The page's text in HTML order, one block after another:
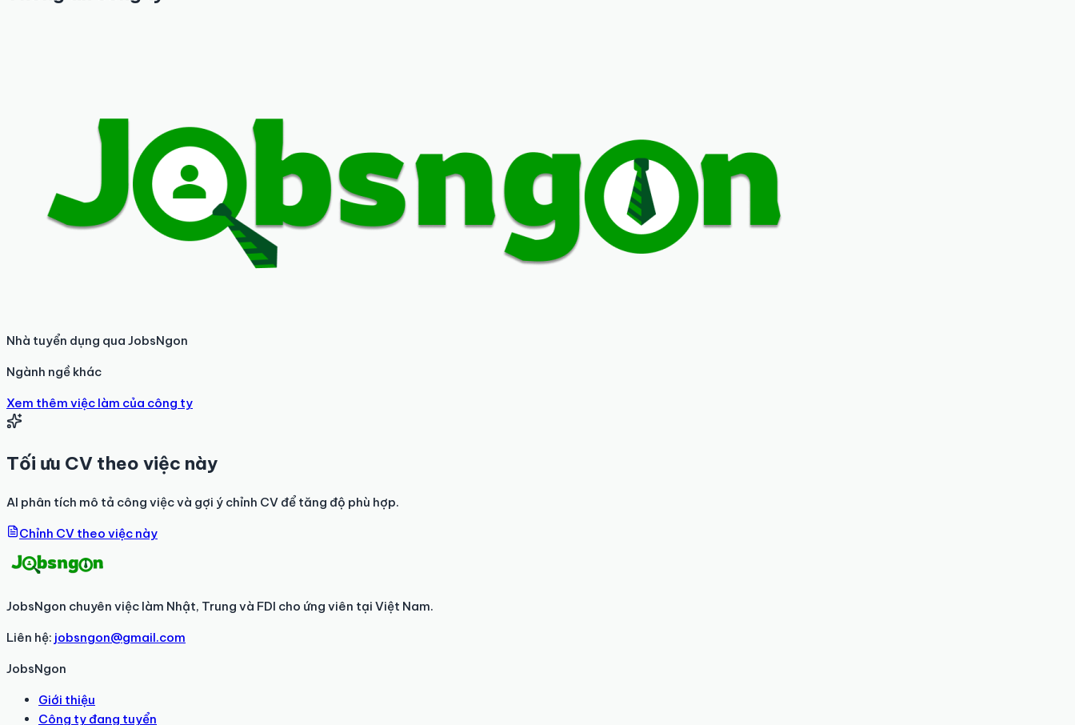
Nhà tuyển dụng qua JobsNgon
Ngành ngề khác
Xem thêm việc làm của công ty
Tối ưu CV theo việc này
AI phân tích mô tả công việc và gợi ý chỉnh CV để tăng độ phù hợp.
Chỉnh CV theo việc này
JobsNgon chuyên việc làm Nhật, Trung và FDI cho ứng viên tại Việt Nam.
Liên hệ: jobsngon@gmail.com
JobsNgon
Giới thiệu
Công ty đang tuyển